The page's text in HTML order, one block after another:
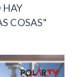
COSAS"